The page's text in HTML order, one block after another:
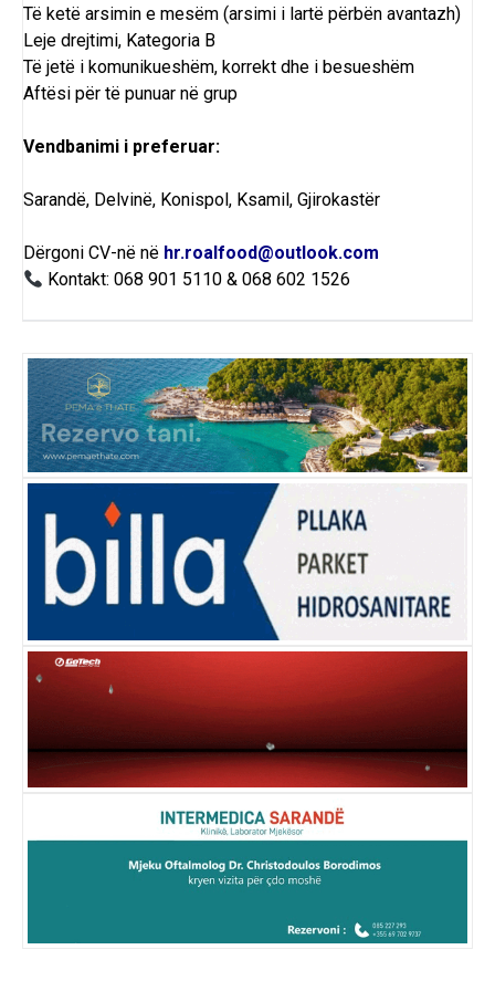
Të ketë arsimin e mesëm (arsimi i lartë përbën avantazh)
Leje drejtimi, Kategoria B
Të jetë i komunikueshëm, korrekt dhe i besueshëm
Aftësi për të punuar në grup
Vendbanimi i preferuar:
Sarandë, Delvinë, Konispol, Ksamil, Gjirokastër
Dërgoni CV-në në hr.roalfood@outlook.com
Kontakt: 068 901 5110 & 068 602 1526